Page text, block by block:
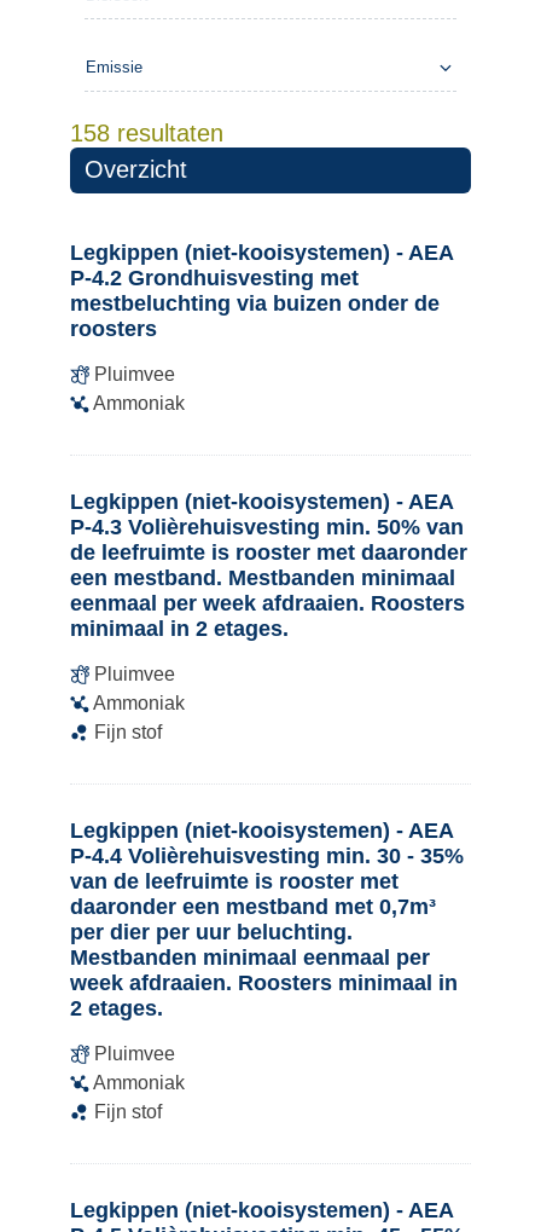
Emissie
158 resultaten
Overzicht
Legkippen (niet-kooisystemen) - AEA
P-4.2 Grondhuisvesting met
mestbeluchting via buizen onder de
roosters
Pluimvee
Ammoniak
Legkippen (niet-kooisystemen) - AEA
P-4.3 Volièrehuisvesting min. 50% van
de leefruimte is rooster met daaronder
een mestband. Mestbanden minimaal
eenmaal per week afdraaien. Roosters
minimaal in 2 etages.
Pluimvee
Ammoniak
Fijn stof
Legkippen (niet-kooisystemen) - AEA
P-4.4 Volièrehuisvesting min. 30 - 35%
van de leefruimte is rooster met
daaronder een mestband met 0,7m³
per dier per uur beluchting.
Mestbanden minimaal eenmaal per
week afdraaien. Roosters minimaal in
2 etages.
Pluimvee
Ammoniak
Fijn stof
Legkippen (niet-kooisystemen) - AEA